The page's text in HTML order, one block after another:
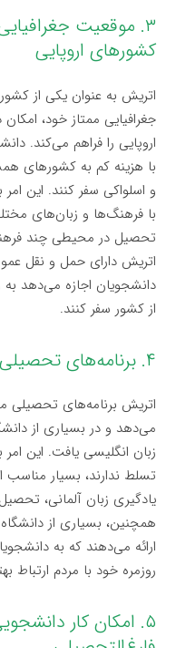
۳. موقعیت
کشورهای اروپایی
اتریش به عنوان یکی از
جغرافیایی ممتاز خود،
اروپایی را فراهم می‌کند.
با هزینه کم به کشورهای
و اسلواکی سفر کنند. این
با فرهنگ‌ها و زبان‌های
تحصیل در محیطی چند
اتریش دارای حمل و نقل
دانشجویان اجازه می‌دهد
از کشور سفر کنند.
۴. برنامه‌های تحصیلی چند زبانه
اتریش برنامه‌های تحصیلی
می‌دهد و در بسیاری از
زبان انگلیسی یافت. این امر
تسلط ندارند، بسیار
یادگیری زبان آلمانی،
همچنین، بسیاری از
ارائه می‌دهند که به
روزمره خود با مردم ارتباط
۵. امکان کار